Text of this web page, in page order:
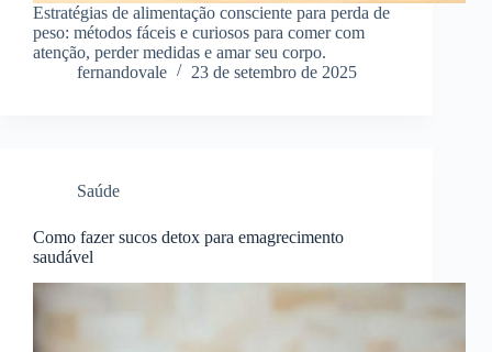
Estratégias de alimentação consciente para perda de
peso: métodos fáceis e curiosos para comer com
atenção, perder medidas e amar seu corpo.
fernandovale
23 de setembro de 2025
Saúde
Como fazer sucos detox para emagrecimento
saudável